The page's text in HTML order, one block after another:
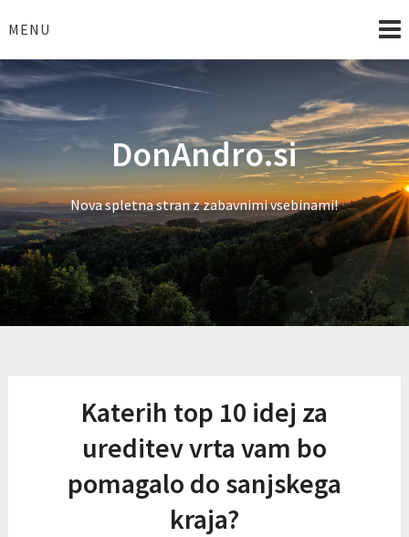
toMENU
DonAndro.si
Nova spletna stran z zabavnimi vsebinami!
Katerih top 10 idej za
ureditev vrta vam bo
pomagalo do sanjskega
kraja?